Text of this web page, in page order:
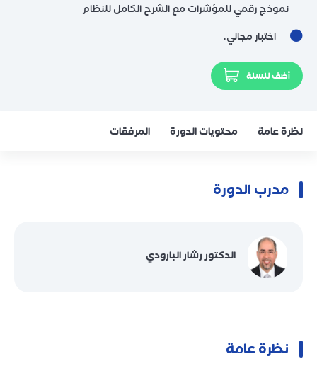
نموذج رقمي للمؤشرات مع الشرح الكامل للنظام
اختبار مجاني.
أضف للسلة
نظرة عامة محتويات الدورة المرفقات
مدرب الدورة
الدكتور رشار البارودي
نظرة عامة